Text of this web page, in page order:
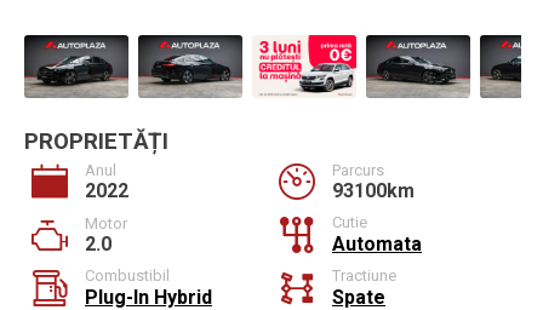
PROPRIETĂȚI
Anul
2022
Parcurs
93100km
Motor
2.0
Cutie
Automata
Combustibil
Plug-In Hybrid
Tractiune
Spate